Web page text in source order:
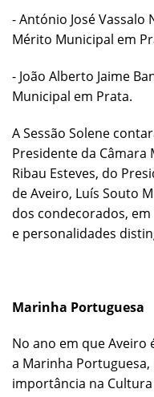
- António José Vassalo
Mérito Municipal em
- João Alberto Jaime
Municipal em Prata.
A Sessão Solene
Presidente da Câmara
Ribau Esteves, do
de Aveiro, Luís Souto
dos condecorados,
e personalidades
Marinha Portuguesa
No ano em que Aveiro
a Marinha
importância na